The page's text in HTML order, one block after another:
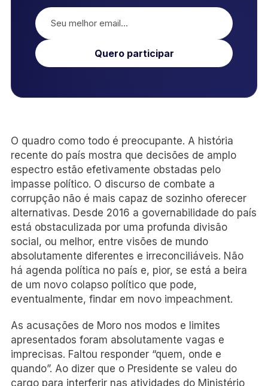
Quero participar
O quadro como todo é preocupante. A história
recente do país mostra que decisões de amplo
espectro estão efetivamente obstadas pelo
impasse político. O discurso de combate a
corrupção não é mais capaz de sozinho oferecer
alternativas. Desde 2016 a governabilidade do país
está obstaculizada por uma profunda divisão
social, ou melhor, entre visões de mundo
absolutamente diferentes e irreconciliáveis. Não
há agenda política no país e, pior, se está a beira
de um novo colapso político que pode,
eventualmente, findar em novo impeachment.
As acusações de Moro nos modos e limites
apresentados foram absolutamente vagas e
imprecisas. Faltou responder “quem, onde e
quando”. Ao dizer que o Presidente se valeu do
cargo para interferir nas atividades do Ministério